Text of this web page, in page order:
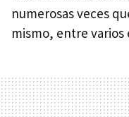
numerosas veces
mismo, entre varios